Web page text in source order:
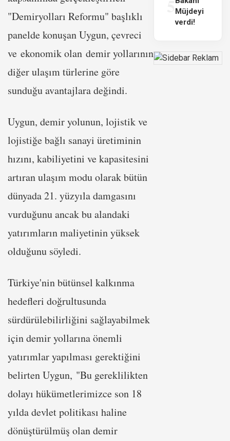
"Demiryolları Reformu" başlıklı
panelde konuşan Uygun, çevreci
ve ekonomik olan demir yollarının
diğer ulaşım türlerine göre
sunduğu avantajlara değindi.
Uygun, demir yolunun, lojistik ve
lojistiğe bağlı sanayi üretiminin
hızını, kabiliyetini ve kapasitesini
artıran ulaşım modu olarak bütün
dünyada 21. yüzyıla damgasını
vurduğunu ancak bu alandaki
yatırımların maliyetinin yüksek
olduğunu söyledi.
Türkiye'nin bütünsel kalkınma
hedefleri doğrultusunda
sürdürülebilirliğini sağlayabilmek
için demir yollarına önemli
yatırımlar yapılması gerektiğini
belirten Uygun, "Bu gereklilikten
dolayı hükümetlerimizce son 18
yılda devlet politikası haline
dönüştürülmüş olan demir
Müjdeyi
verdi!